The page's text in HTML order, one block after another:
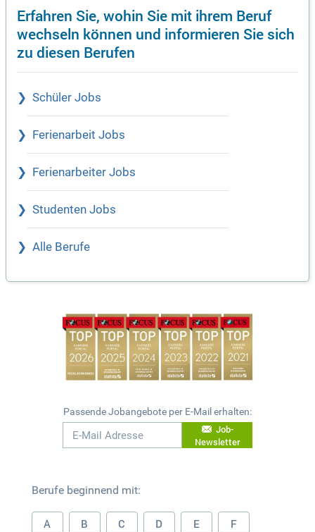
Erfahren Sie, wohin Sie mit ihrem Beruf
wechseln können und informieren Sie sich
zu diesen Berufen
Schüler Jobs
Ferienarbeit Jobs
Ferienarbeiter Jobs
Studenten Jobs
Alle Berufe
Passende Jobangebote per E-Mail erhalten:
Job-
Newsletter
Berufe beginnend mit:
A B C D E F